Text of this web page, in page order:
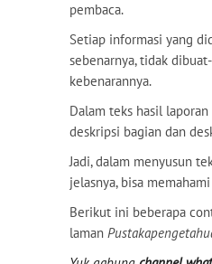
pembaca.
Setiap informasi yang
sebenarnya, tidak
kebenarannya.
Dalam teks hasil
deskripsi bagian dan
Jadi, dalam menyusun
jelasnya, bisa
Berikut ini beberapa
laman